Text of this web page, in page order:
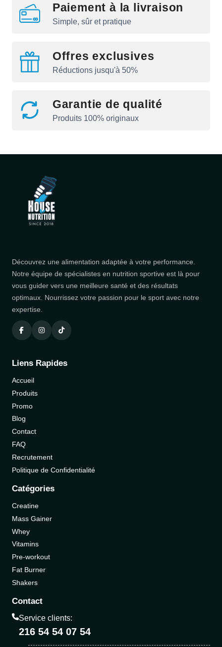
Paiement à la livraison
Simple, sûr et pratique
Offres exclusives
Réductions jusqu'à 50%
Garantie de qualité
Produits 100% originaux
Découvrez une alimentation adaptée à votre performance.
Notre équipe de spécialistes en nutrition sportive est là pour
vous guider vers une meilleure santé et des résultats
optimaux. Nourrissez votre passion pour le sport avec notre
expertise.
Liens Rapides
Accueil
Produits
Promo
Blog
Contact
FAQ
Recrutement
Politique de Confidentialité
Catégories
Creatine
Mass Gainer
Whey
Vitamins
Pre-workout
Fat Burner
Shakers
Contact
Service clients:
216 54 54 07 54